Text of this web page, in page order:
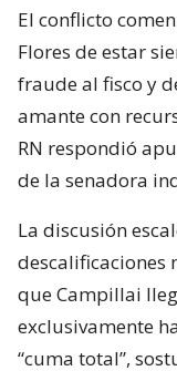
El conflicto
Flores de estar
fraude al fisco y
amante con
RN respondió
de la senadora
La discusión
descalificaciones
que Campillai
exclusivamente
“cuma total”,